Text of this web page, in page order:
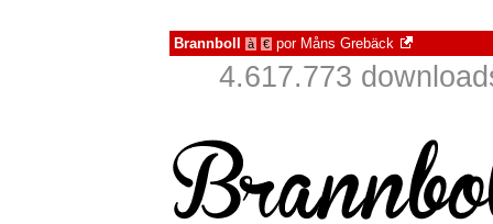
Brannboll à € por Måns Grebäck
4.617.773